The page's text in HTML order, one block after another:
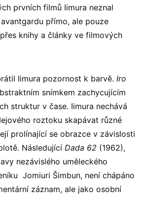
prvních filmů Iimura neznal
přímo, ale pouze
knihy a články ve filmových
Iimura pozornost k barvě. Iro
snímkem zachycujícím
struktur v čase. Iimura nechává
roztoku skapávat různé
prolínající se obrazce v závislosti
Následující Dada 62 (1962),
nezávislého uměleckého
Jomiuri Šimbun, není chápáno
záznam, ale jako osobní